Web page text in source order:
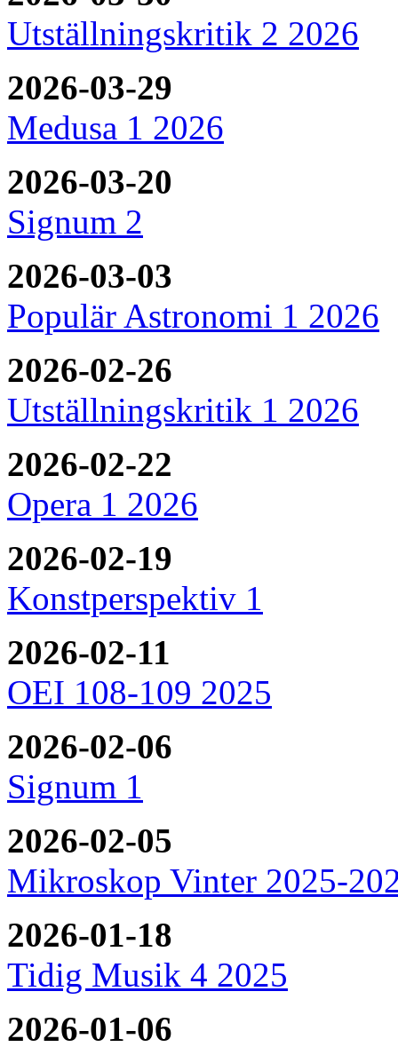
Utställningskritik 2 2026
2026-03-29
Medusa 1 2026
2026-03-20
Signum 2
2026-03-03
Populär Astronomi 1 2026
2026-02-26
Utställningskritik 1 2026
2026-02-22
Opera 1 2026
2026-02-19
Konstperspektiv 1
2026-02-11
OEI 108-109 2025
2026-02-06
Signum 1
2026-02-05
Mikroskop Vinter 2025-
2026-01-18
Tidig Musik 4 2025
2026-01-06